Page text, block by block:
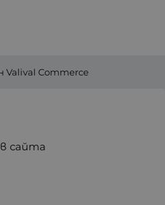
Valival Commerce
сайта